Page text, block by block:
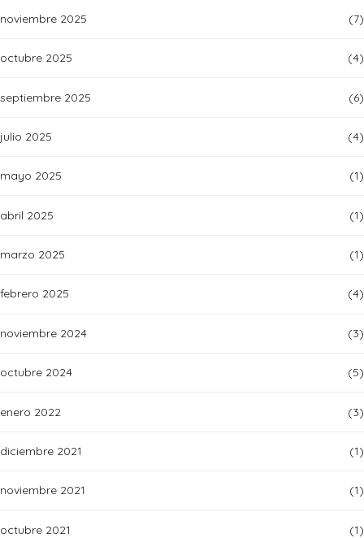
noviembre 2025 (7)
octubre 2025 (4)
septiembre 2025 (6)
julio 2025 (4)
mayo 2025 (1)
abril 2025 (1)
marzo 2025 (1)
febrero 2025 (4)
noviembre 2024 (3)
octubre 2024 (5)
enero 2022 (3)
diciembre 2021 (1)
noviembre 2021 (1)
octubre 2021 (1)